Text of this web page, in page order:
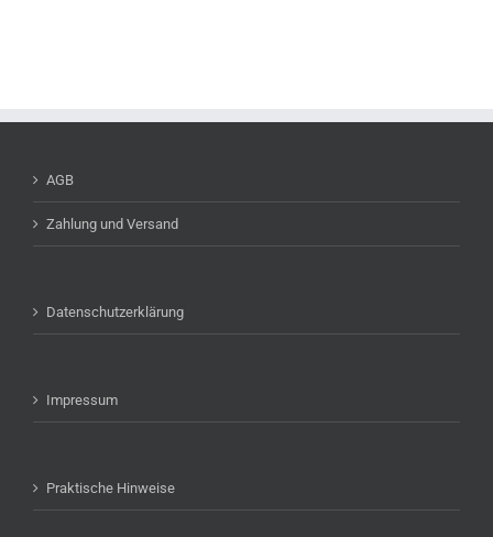
AGB
Zahlung und Versand
Datenschutzerklärung
Impressum
Praktische Hinweise